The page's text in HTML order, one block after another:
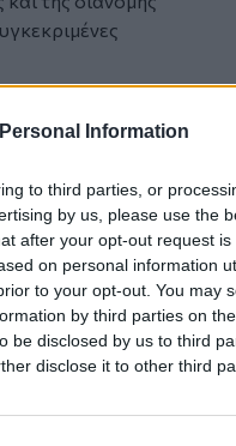
Information
to third parties, or
by us, please use the
after your opt-out request
on personal information
to your opt-out. You may
by third parties on
be disclosed by us to third
disclose it to other third
πρόκληση αλλά
Σήμερα,
και χρόνια
στο
αντιληπτό
η
ούτε
των
να
στη
διαχείριση,